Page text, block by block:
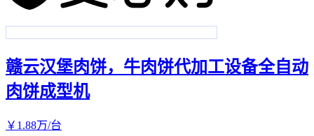
赣云汉堡肉饼，牛肉饼代加工设备全自动
肉饼成型机
￥ 1 .88万/台